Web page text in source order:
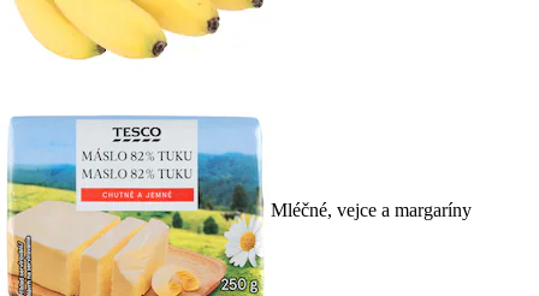
Mléčné, vejce a margaríny